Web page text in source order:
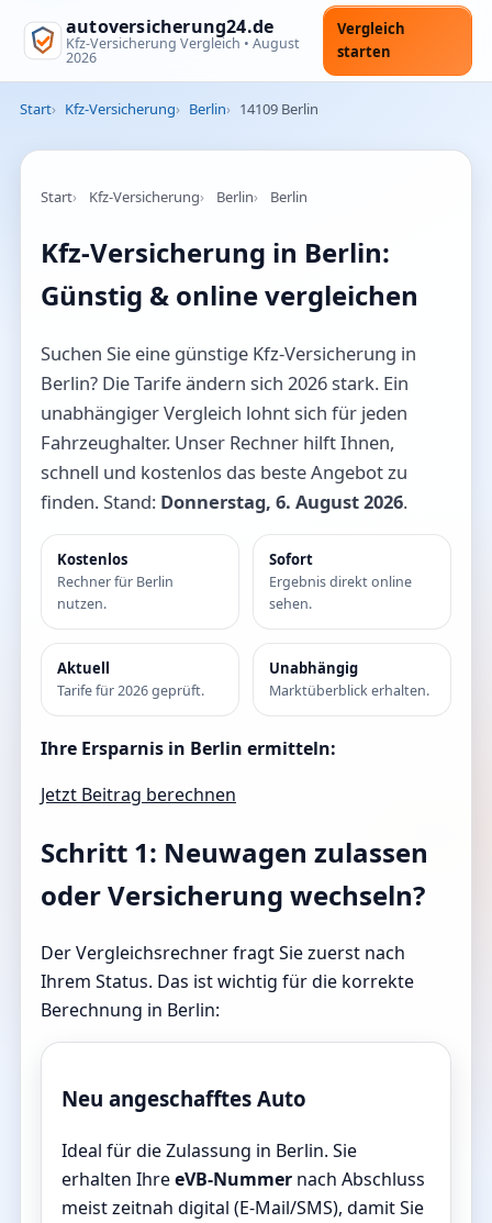
autoversicherung24.de
Kfz-Versicherung Vergleich • August
2026
Vergleich
starten
Start Kfz-Versicherung Berlin 14109 Berlin
Start Kfz-Versicherung Berlin Berlin
Kfz-Versicherung in Berlin:
Günstig & online vergleichen
Suchen Sie eine günstige Kfz-Versicherung in
Berlin? Die Tarife ändern sich 2026 stark. Ein
unabhängiger Vergleich lohnt sich für jeden
Fahrzeughalter. Unser Rechner hilft Ihnen,
schnell und kostenlos das beste Angebot zu
finden. Stand: Donnerstag, 6. August 2026.
Kostenlos
Rechner für Berlin
nutzen.
Sofort
Ergebnis direkt online
sehen.
Aktuell
Tarife für 2026 geprüft.
Unabhängig
Marktüberblick erhalten.
Ihre Ersparnis in Berlin ermitteln:
Jetzt Beitrag berechnen
Schritt 1: Neuwagen zulassen
oder Versicherung wechseln?
Der Vergleichsrechner fragt Sie zuerst nach
Ihrem Status. Das ist wichtig für die korrekte
Berechnung in Berlin:
Neu angeschafftes Auto
Ideal für die Zulassung in Berlin. Sie
erhalten IhreeVB-Nummer nach Abschluss
meist zeitnah digital (E-Mail/SMS), damit Sie